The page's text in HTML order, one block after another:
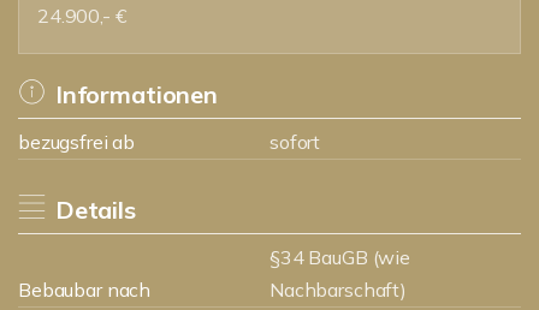
24.900,- €
Informationen
bezugsfrei ab sofort
Details
Bebaubar nach
§34 BauGB (wie
Nachbarschaft)